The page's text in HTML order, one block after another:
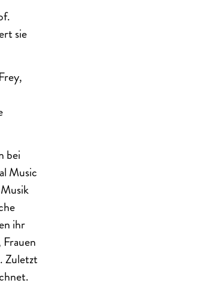
sie
bei
Music
ihr
Zuletzt